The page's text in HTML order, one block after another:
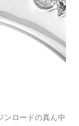
ンロードの真ん中